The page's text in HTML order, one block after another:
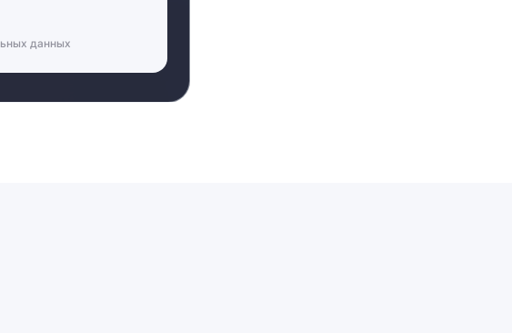
данных